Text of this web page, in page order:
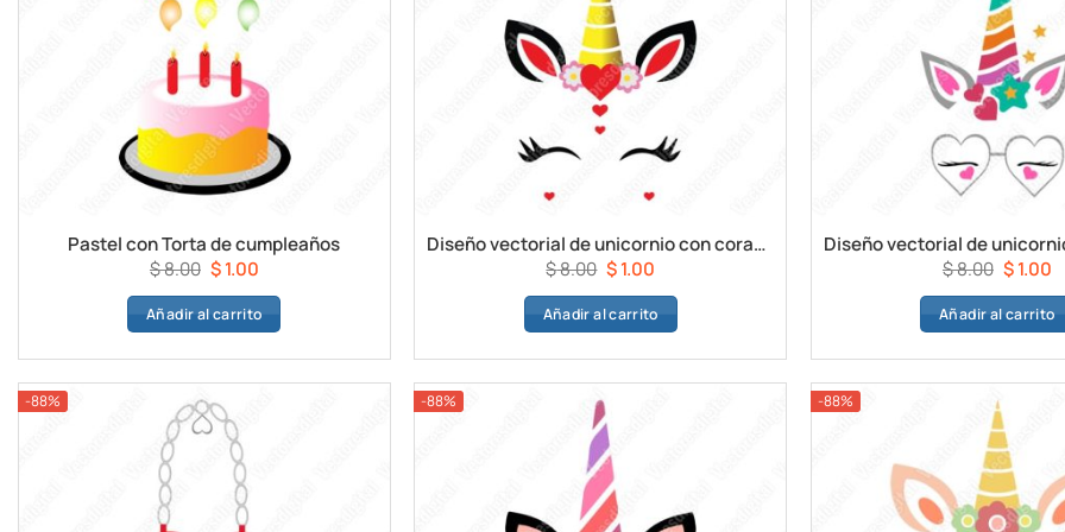
Pastel con Torta de cumpleaños
$8.00 El
precio
original
$ 8.00.
$1.00El
precio
actual
$ 1.00.
Añadir al carrito
Diseño vectorial de unicornio con corazón
$8.00 El
precio
original
$ 8.00.
$1.00
precio
actual
$ 1.00.
Añadir al carrito
$8.00 El
precio
original
$ 8.00.
$1.00El
$
Añadir al carrito
-88% -88% -88%